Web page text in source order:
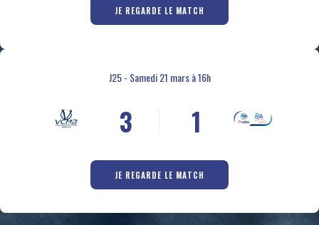
6
8
9
0
JE REGARDE LE MATCH
J25 - Samedi 21 mars à 16h
1
3
5
6
1
3
4
JE REGARDE LE MATCH